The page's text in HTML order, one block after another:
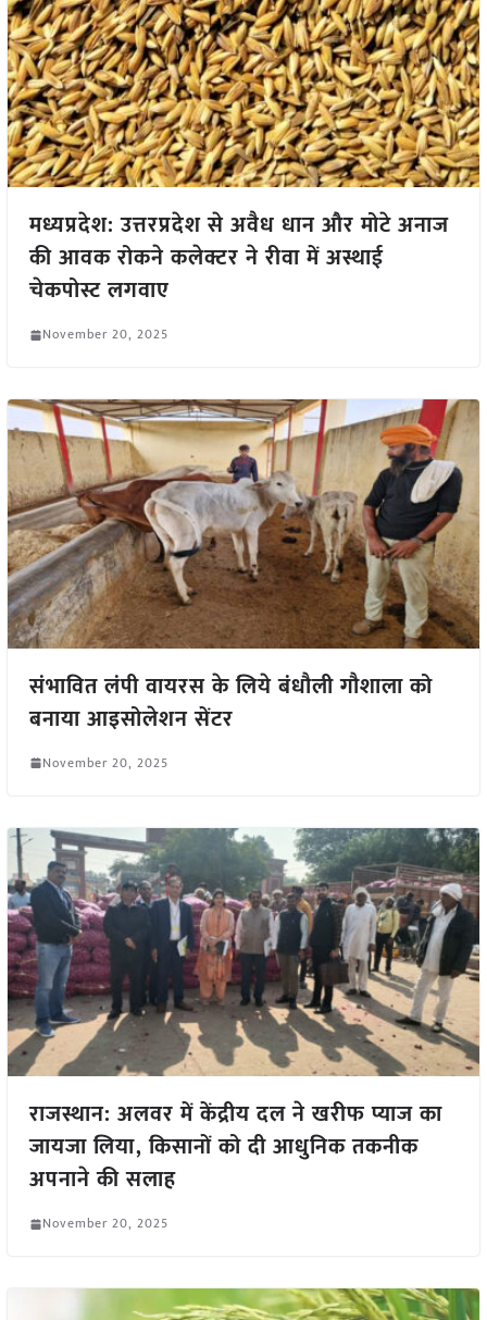
मध्यप्रदेश: उत्तरप्रदेश से अवैध धान और मोटे अनाज
की आवक रोकने कलेक्टर ने रीवा में अस्थाई
चेकपोस्ट लगवाए
November 20, 2025
संभावित लंपी वायरस के लिये बंधौली गौशाला को
बनाया आइसोलेशन सेंटर
November 20, 2025
राजस्थान: अलवर में केंद्रीय दल ने खरीफ प्याज का
जायजा लिया, किसानों को दी आधुनिक तकनीक
अपनाने की सलाह
November 20, 2025